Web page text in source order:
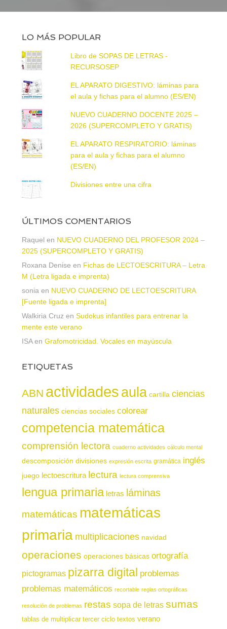
LO MÁS POPULAR
Libro de SOPAS DE LETRAS -
RECURSOSEP
EL APARATO DIGESTIVO: láminas para
el aula y fichas para el alumno (ES/EN)
NUEVO CUADERNO DOCENTE 2025 –
2026 (SUPERCOMPLETO Y GRATIS)
EL APARATO RESPIRATORIO: láminas
para el aula y fichas para el alumno
(ES/EN)
Divisiones entre una cifra
ÚLTIMOS COMENTARIOS
Raquel en NUEVO CUADERNO DEL PROFESOR 2024 –
2025 (SUPERCOMPLETO Y GRATIS)
Roxana Denise en Fichas de LECTOESCRITURA – Letra
M (Letra ligada e imprenta)
soniaen NUEVO CUADERNO DE LECTOESCRITURA
[Fuente ligada e imprenta]
Walkiria Cruzen Sudokus infantiles para entrenar la
mente este verano
ISAen Grafomotricidad. Vocales en mayúscula
ETIQUETAS
ABN actividadesaula cartilla ciencias
naturales ciencias sociales colorear
competencia matemática
comprensión lectora cuaderno actividades cálculo mental
descomposición divisiones expresión escrita gramática inglés
juego lectoescritura lectura lectura comprensiva
lengua primaria letras láminas
matemáticas matemáticas
primaria multiplicaciones navidad
operaciones operaciones básicas ortografía
pictogramas pizarra digital problemas
problemas matemáticos recortable reglas ortográficas
resolución de problemas restas sopa de letras sumas
tablas de multiplicar tercer ciclo textos verano